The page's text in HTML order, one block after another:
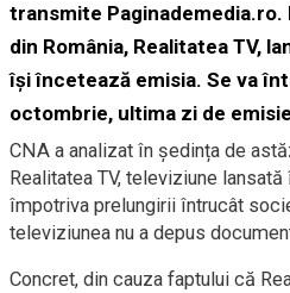
transmite
din România, Realitatea TV,
își încetează emisia. Se va
octombrie, ultima zi de
CNA a analizat în ședința de
Realitatea TV, televiziune
împotriva prelungirii întrucât
televiziunea nu a depus
Concret, din cauza faptului că